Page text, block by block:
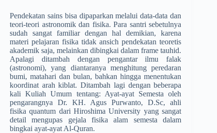
Pendekatan sains bisa dipaparkan melalui data-data dan
teori-teori astronomik dan fisika. Para santri sebetulnya
sudah sangat familiar dengan hal demikian, karena
materi pelajaran fisika tidak ansich pendekatan teoretis
akademik saja, melainkan dibingkai dalam frame tauhid.
Apalagi ditambah dengan pengantar ilmu falak
(astronomi), yang diantaranya menghitung peredaran
bumi, matahari dan bulan, bahkan hingga menentukan
koordinat arah kiblat. Ditambah lagi dengan beberapa
kali Kuliah Umum tentang: Ayat-ayat Semesta oleh
pengarangnya Dr. KH. Agus Purwanto, D.Sc, ahli
fisika quantum dari Hiroshima University yang sangat
detail mengupas gejala fisika alam semesta dalam
bingkai ayat-ayat Al-Quran.